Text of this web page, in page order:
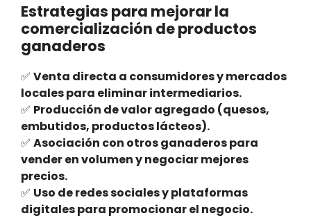
Estrategias para mejorar la
comercialización de productos
ganaderos
✅ Venta directa a consumidores y mercados
locales para eliminar intermediarios.
✅ Producción de valor agregado (quesos,
embutidos, productos lácteos).
✅ Asociación con otros ganaderos para
vender en volumen y negociar mejores
precios.
✅ Uso de redes sociales y plataformas
digitales para promocionar el negocio.